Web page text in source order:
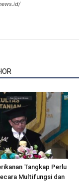
Tangkap Perlu
Multifungsi dan